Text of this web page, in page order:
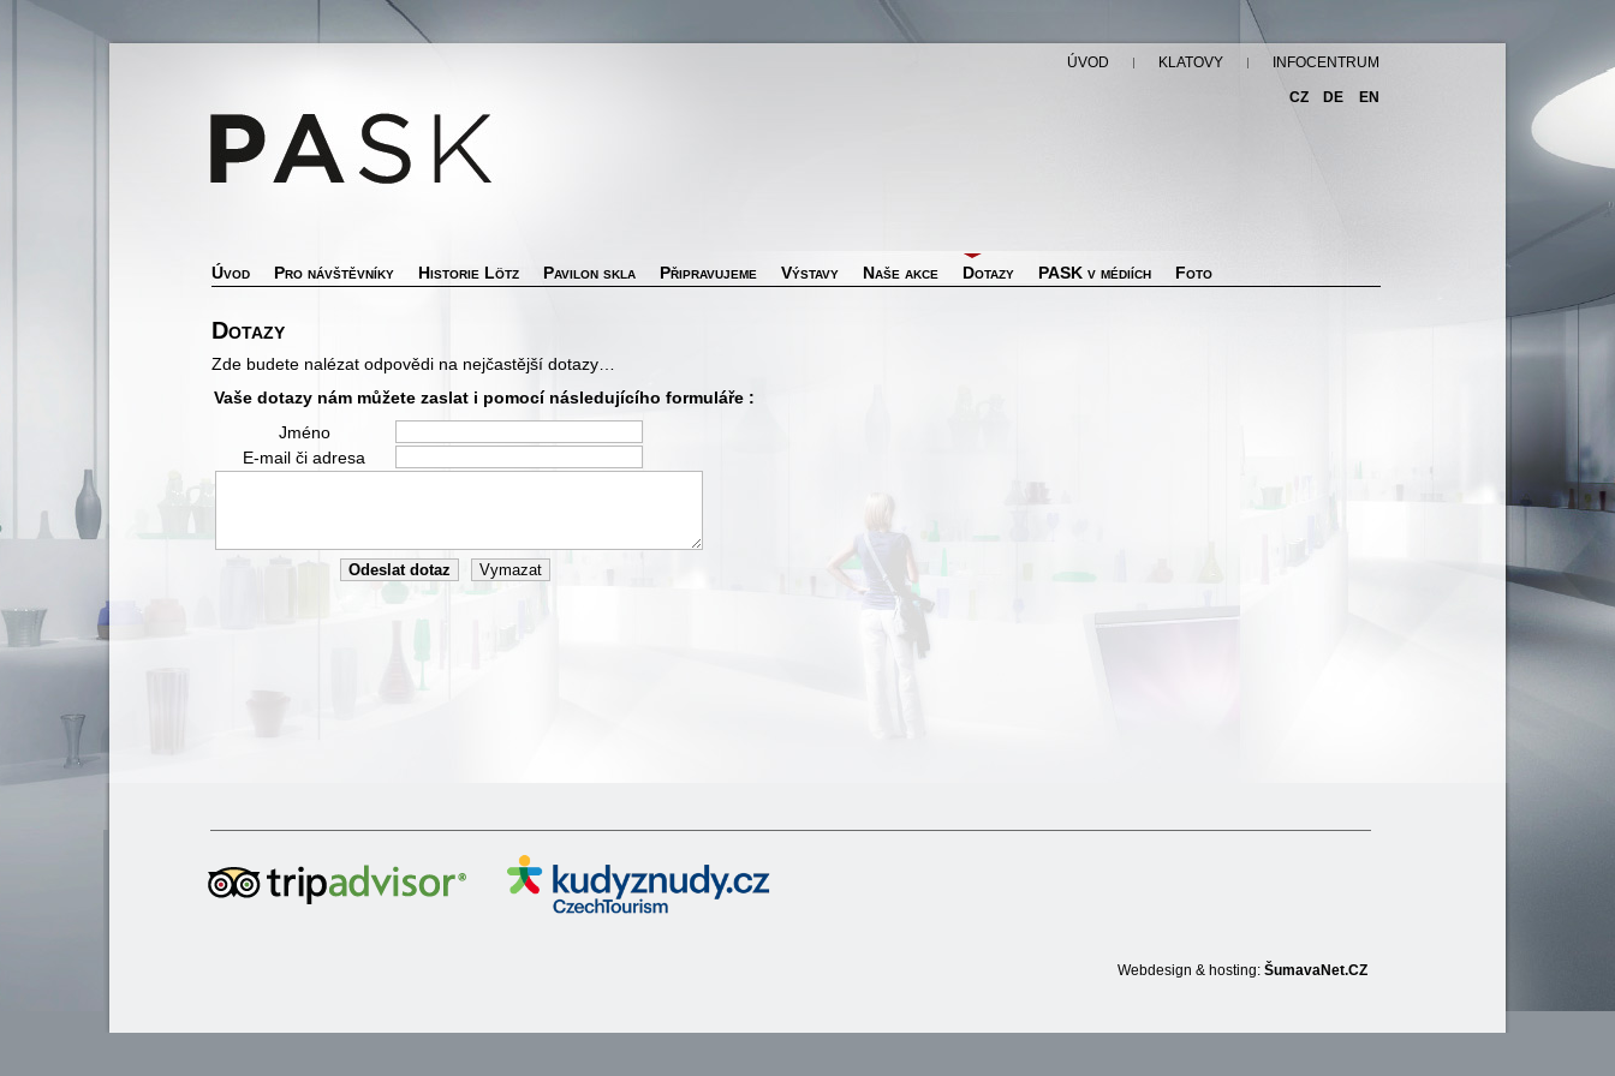
CZ DE EN
ÚVOD KLATOVY INFOCENTRUM
Úvod Pro návštěvníky Historie Lötz Pavilon skla Připravujeme Výstavy Naše akce Dotazy PASK v médiích Foto
Dotazy
Zde budete nalézat odpovědi na nejčastější dotazy…
Vaše dotazy nám můžete zaslat i pomocí následujícího formuláře :
Jméno
E-mail či adresa
Webdesign & hosting: ŠumavaNet.CZ